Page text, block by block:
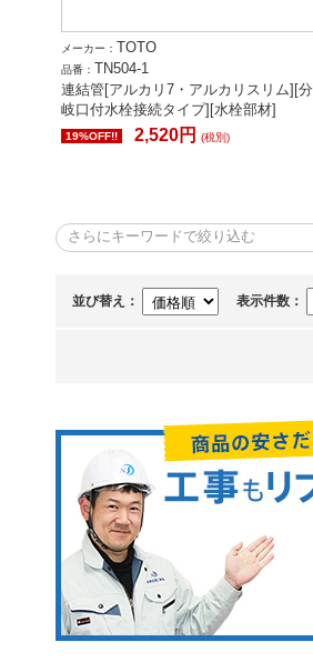
メーカー： TOTO
品番： TN504-1
連結管[アルカリ7・アルカリスリム][分
岐口付水栓接続タイプ][水栓部材]
19%OFF!! 2,520円 (税別)
並び替え： 表示件数：